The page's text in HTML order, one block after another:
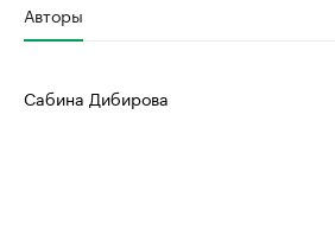
Авторы
Сабина Дибирова